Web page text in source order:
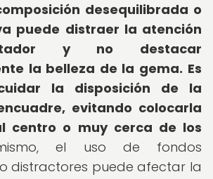
desequilibrada o
puede distraer la atención
y no destacar
la belleza de la gema. Es
la disposición de la
evitando colocarla
centro o muy cerca de los
el uso de fondos
distractores puede afectar la